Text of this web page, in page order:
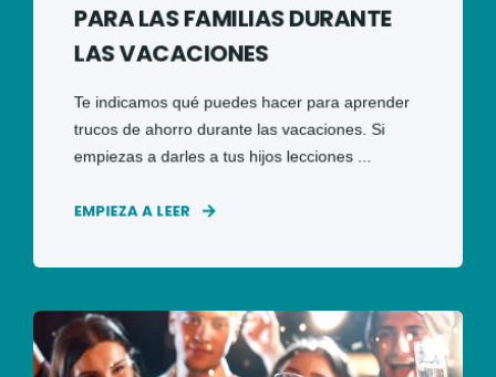
PARA LAS FAMILIAS DURANTE
LAS VACACIONES
Te indicamos qué puedes hacer para aprender
trucos de ahorro durante las vacaciones. Si
empiezas a darles a tus hijos lecciones ...
EMPIEZA A LEER